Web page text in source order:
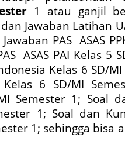
1 atau ganjil
Jawaban Latihan
PAS ASAS
ASAS PAI Kelas 5
Kelas 6 SD/
6 SD/MI
Semester 1; Soal
1; Soal dan
1; sehingga bisa